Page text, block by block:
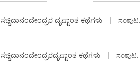
ಸಚ್ಚಿದಾನಂದೇಂದ್ರರ ದೃಷ್ಟಾಂತ ಕಥೆಗಳು |
ಸಚ್ಚಿದಾನಂದೇಂದ್ರರದೃಷ್ಟಾಂತ ಕಥೆಗಳು | ಸಂಪುಟ.